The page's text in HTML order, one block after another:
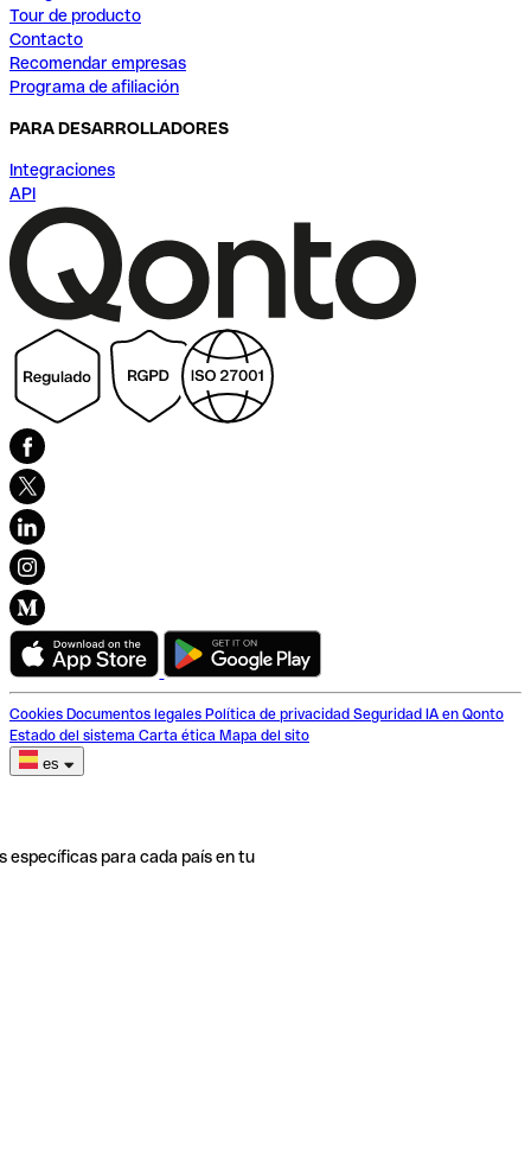
Tour de producto
Contacto
Recomendar empresas
Programa de afiliación
PARA DESARROLLADORES
Integraciones
API
Cookies Documentos legales Política de privacidad Seguridad IA en Qonto
Estado del sistema Carta ética Mapa del sito
es
específicas para cada país en tu